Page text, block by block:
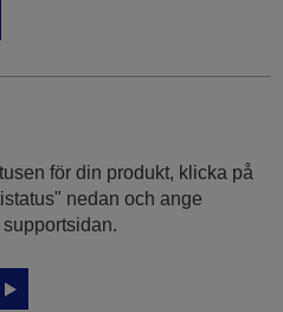
för din produkt, klicka på
nedan och ange